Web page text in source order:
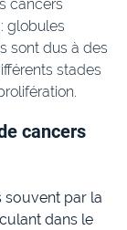
cancers
globules
sont dus à des
stades
cancers
souvent par la
dans le